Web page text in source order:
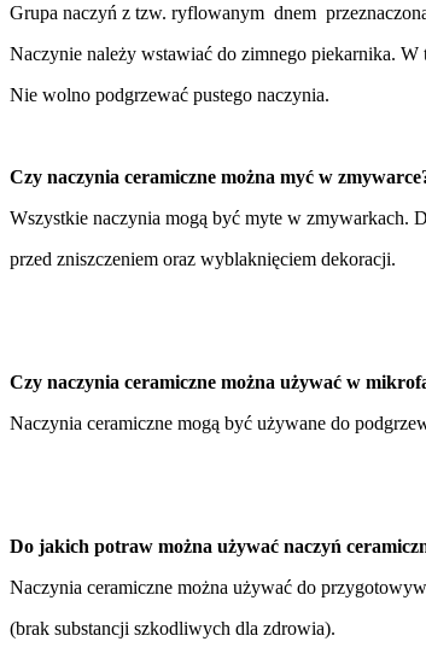
Grupa naczyń z tzw. ryflowanym dnem
Naczynie należy wstawiać do zimnego piekarnika. W
Nie wolno podgrzewać pustego naczynia.
Czy naczynia ceramiczne można myć w
Wszystkie naczynia mogą być myte w zmywarkach.
przed zniszczeniem oraz wyblaknięciem dekoracji.
Czy naczynia ceramiczne można używać w
Naczynia ceramiczne mogą być używane do
Do jakich potraw można używać naczyń
Naczynia ceramiczne można używać do
(brak substancji szkodliwych dla zdrowia).